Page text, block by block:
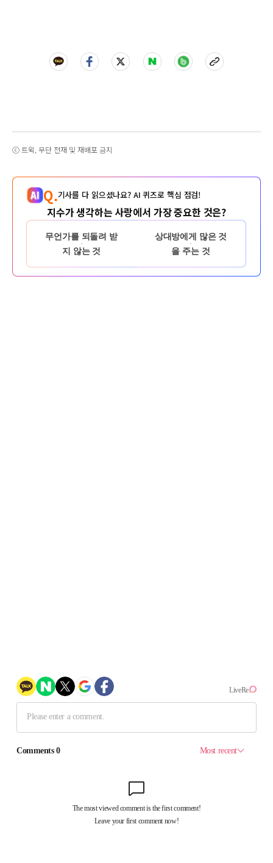
ⓒ 트윅, 무단 전재 및 재배포 금지
Q.기사를 다 읽으셨나요? AI 퀴즈로 핵심 점검!
지수가 생각하는 사랑에서 가장 중요한 것은?
무언가를 되돌려 받
지 않는 것
상대방에게 많은 것
을 주는 것